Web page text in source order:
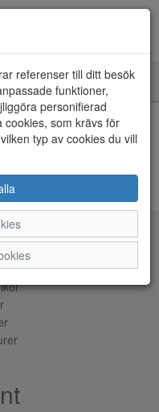
referenser till ditt besök
funktioner,
personifierad
cookies, som krävs för
typ av cookies du vill